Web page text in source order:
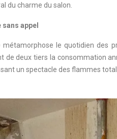
du charme du salon.
appel
métamorphose le quotidien
de deux tiers la consommation
un spectacle des flammes